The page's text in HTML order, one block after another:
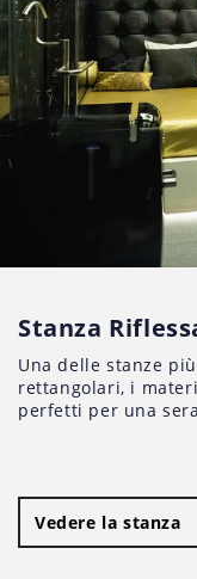
Stanza
Una delle stanze
rettangolari, i
perfetti per una
Vedere la stanza